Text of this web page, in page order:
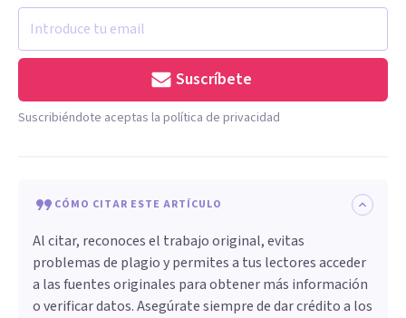
Suscríbete
Suscribiéndote aceptas la política de privacidad
CÓMO CITAR ESTE ARTÍCULO
Al citar, reconoces el trabajo original, evitas
problemas de plagio y permites a tus lectores acceder
a las fuentes originales para obtener más información
o verificar datos. Asegúrate siempre de dar crédito a los